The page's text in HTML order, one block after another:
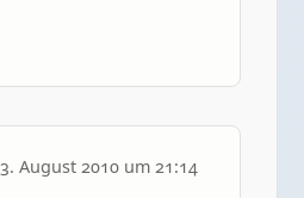
3. August 2010 um 21:14